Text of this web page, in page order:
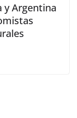
y Argentina